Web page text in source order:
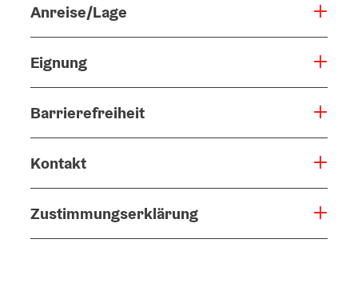
Anreise/Lage
Eignung
Barrierefreiheit
Kontakt
Zustimmungserklärung